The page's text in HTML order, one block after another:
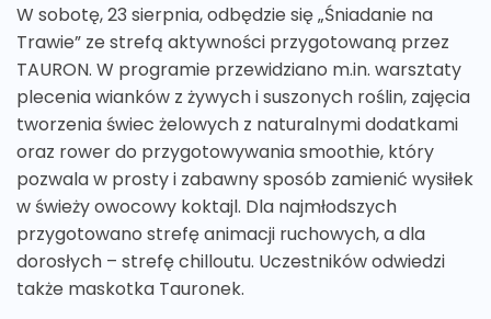
W sobotę, 23 sierpnia, odbędzie się „Śniadanie na
Trawie” ze strefą aktywności przygotowaną przez
TAURON. W programie przewidziano m.in. warsztaty
plecenia wianków z żywych i suszonych roślin, zajęcia
tworzenia świec żelowych z naturalnymi dodatkami
oraz rower do przygotowywania smoothie, który
pozwala w prosty i zabawny sposób zamienić wysiłek
w świeży owocowy koktajl. Dla najmłodszych
przygotowano strefę animacji ruchowych, a dla
dorosłych – strefę chilloutu. Uczestników odwiedzi
także maskotka Tauronek.